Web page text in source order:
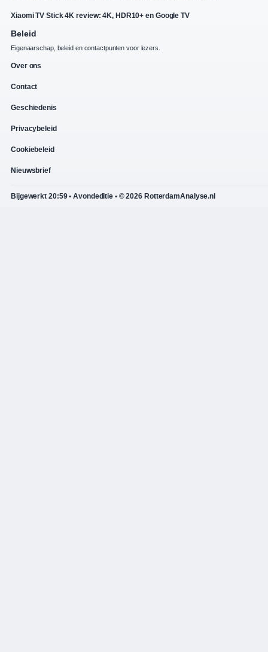
Xiaomi TV Stick 4K review: 4K, HDR10+ en Google TV
Beleid
Eigenaarschap, beleid en contactpunten voor lezers.
Over ons
Contact
Geschiedenis
Privacybeleid
Cookiebeleid
Nieuwsbrief
Bijgewerkt 20:59 • Avondeditie • © 2026 RotterdamAnalyse.nl